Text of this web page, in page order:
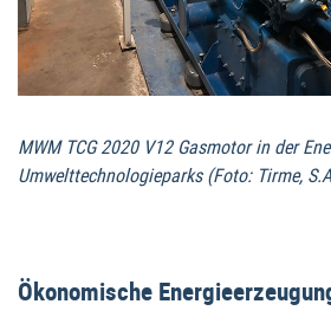
MWM TCG 2020 V12 Gasmotor in der
Umwelttechnologieparks (Foto: Tirme,
Ökonomische